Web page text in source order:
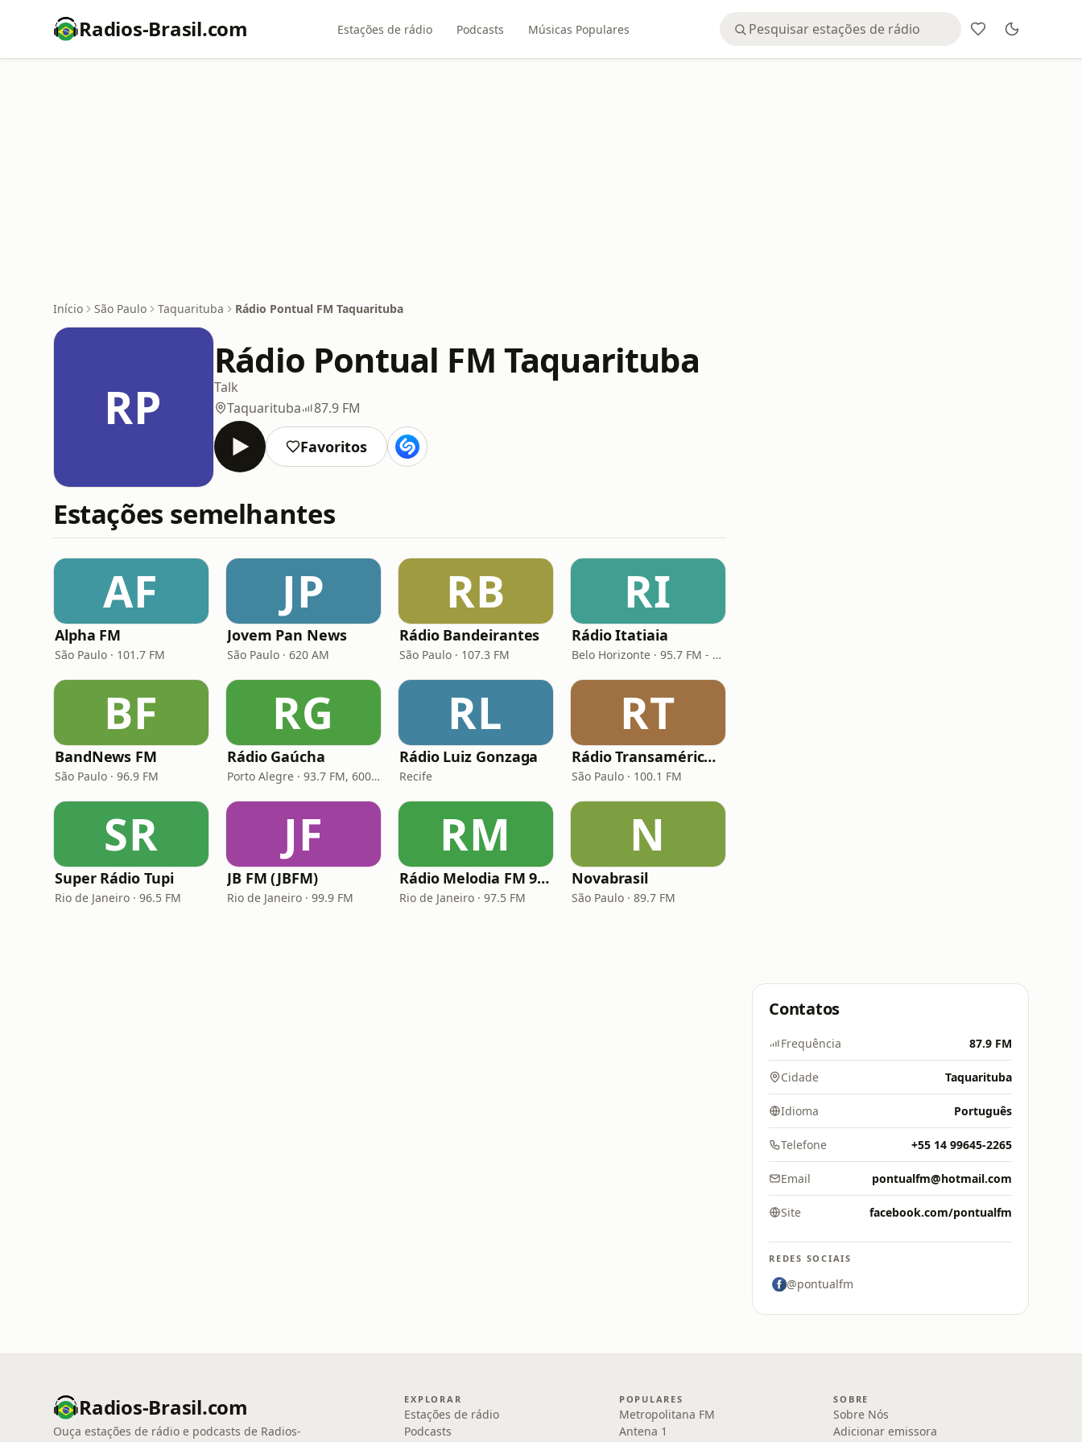
Radios-Brasil.com Estações de rádio Podcasts Músicas Populares
Início São Paulo Taquarituba Rádio Pontual FM Taquarituba
RP
Rádio Pontual FM Taquarituba
Talk
Taquarituba
87.9 FM
Favoritos
Estações semelhantes
AF
Alpha FM
São Paulo · 101.7 FM
JP
Jovem Pan News
São Paulo · 620 AM
RB
Rádio Bandeirantes
São Paulo · 107.3 FM
RI
Rádio Itatiaia
Belo Horizonte · 95.7 FM - 610 AM
BF
BandNews FM
São Paulo · 96.9 FM
RG
Rádio Gaúcha
Porto Alegre · 93.7 FM, 600 AM
RL
Rádio Luiz Gonzaga
Recife
RT
Rádio Transamérica (TMC)
São Paulo · 100.1 FM
SR
Super Rádio Tupi
Rio de Janeiro · 96.5 FM
JF
JB FM (JBFM)
Rio de Janeiro · 99.9 FM
RM
Rádio Melodia FM 97,5
Rio de Janeiro · 97.5 FM
N
Novabrasil
São Paulo · 89.7 FM
Contatos
Frequência 87.9 FM
Cidade Taquarituba
Idioma Português
Telefone +55 14 99645-2265
Email pontualfm@hotmail.com
Site facebook.com/pontualfm
REDES SOCIAIS
@pontualfm
Radios-Brasil.com
Ouça estações de rádio e podcasts de Radios-
EXPLORAR
Estações de rádio
Podcasts
POPULARES
Metropolitana FM
Antena 1
SOBRE
Sobre Nós
Adicionar emissora